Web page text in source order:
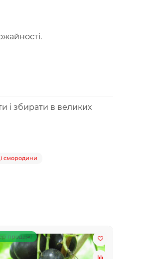
і збирати в великих
смородини
продаж!